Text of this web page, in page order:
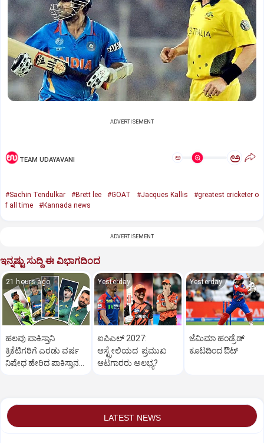
ADVERTISEMENT
TEAM UDAYAVANI ಅ ಅ
#Sachin Tendulkar #Brett lee #GOAT #Jacques Kallis
#greatest cricketer o
f all time
#Kannada news
ADVERTISEMENT
ಇನ್ನಷ್ಟು ಸುದ್ದಿ ಈ ವಿಭಾಗದಿಂದ
21 hours ago
ಹಲವು ಪಾಕಿಸ್ತಾನಿ
ಕ್ರಿಕೆಟಿಗರಿಗೆ ಎರಡು ವರ್ಷ
ನಿಷೇಧ ಹೇರಿದ ಪಾಕಿಸ್ತಾನ
Yesterday
ಐಪಿಎಲ್‌ 2027:
ಆಸ್ಟ್ರೇಲಿಯದ ಪ್ರಮುಖ
ಆಟಗಾರರು ಅಲಭ್ಯ?
Yesterday
ಜೆಮಿಮಾ ಹಂಡ್ರೆಡ್‌
ಕೂಟದಿಂದ ಔಟ್‌
LATEST NEWS